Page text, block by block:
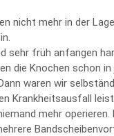
nicht mehr in der
sehr früh anfangen
die Knochen schon in
waren wir
Krankheitsausfall
mehr operieren.